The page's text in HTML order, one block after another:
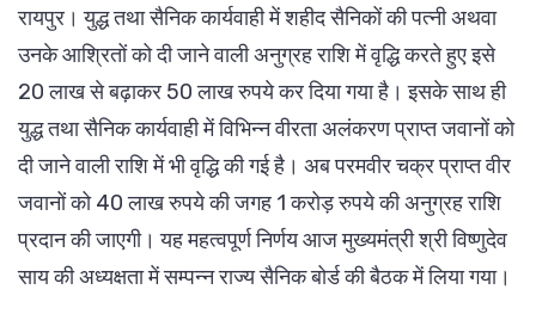
रायपुर। युद्ध तथा सैनिक कार्यवाही में शहीद सैनिकों की पत्नी अथवा
उनके आश्रितों को दी जाने वाली अनुग्रह राशि में वृद्धि करते हुए इसे
20 लाख से बढ़ाकर 50 लाख रुपये कर दिया गया है। इसके साथ ही
युद्ध तथा सैनिक कार्यवाही में विभिन्न वीरता अलंकरण प्राप्त जवानों को
दी जाने वाली राशि में भी वृद्धि की गई है। अब परमवीर चक्र प्राप्त वीर
जवानों को 40 लाख रुपये की जगह 1 करोड़ रुपये की अनुग्रह राशि
प्रदान की जाएगी। यह महत्वपूर्ण निर्णय आज मुख्यमंत्री श्री विष्णुदेव
साय की अध्यक्षता में सम्पन्न राज्य सैनिक बोर्ड की बैठक में लिया गया।